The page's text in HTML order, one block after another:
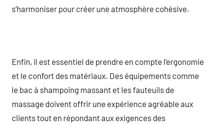
s’harmoniser pour créer une atmosphère cohésive.
Enfin, il est essentiel de prendre en compte l’ergonomie
et le confort des matériaux. Des équipements comme
le bac à shampoing massant et les fauteuils de
massage doivent offrir une expérience agréable aux
clients tout en répondant aux exigences des